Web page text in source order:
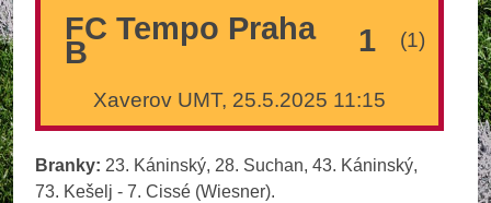
FC Tempo Praha
B 1 (1)
Xaverov UMT, 25.5.2025 11:15
Branky: 23. Káninský, 28. Suchan, 43. Káninský,
73. Kešelj - 7. Cissé (Wiesner).